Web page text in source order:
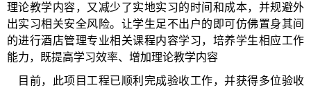
理论教学内容，又减少了实地实习的时间和成本，并规避外
出实习相关安全风险。让学生足不出户的即可仿佛置身其间
的进行酒店管理专业相关课程内容学习，培养学生相应工作
能力，既提高学习效率、增加理论教学内容
目前，此项目工程已顺利完成验收工作，并获得多位验收